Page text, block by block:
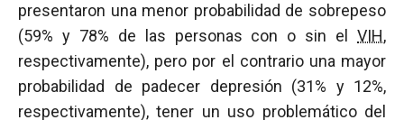
presentaron una menor probabilidad de sobrepeso
(59% y 78% de las personas con o sin el VIH,
respectivamente), pero por el contrario una mayor
probabilidad de padecer depresión (31% y 12%,
respectivamente), tener un uso problemático del